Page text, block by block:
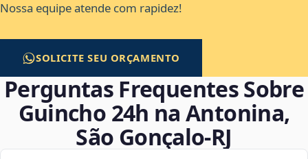
Nossa equipe atende com rapidez!
SOLICITE SEU ORÇAMENTO
Perguntas Frequentes Sobre
Guincho 24h na Antonina,
São Gonçalo‑RJ